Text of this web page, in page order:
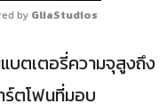
by GliaStudios
บตเตอรี่ความจุสูงถึง
ร์ตโฟนที่มอบ